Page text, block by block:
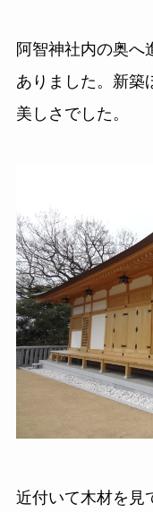
阿智神社内の奥へ
ありました。新築
美しさでした。
近付いて木材を見